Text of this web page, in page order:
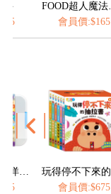
FOOD超人魔法水畫筆-動物王國
會員價:$165
造型動力沙-海洋&城堡
玩得停不下來的抽拉書(全套6冊)
會員價:$675